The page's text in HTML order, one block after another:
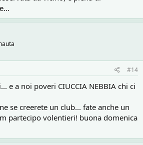
#14
e a noi poveri CIUCCIA NEBBIA chi ci
se creerete un club... fate anche un
partecipo volentieri! buona domenica